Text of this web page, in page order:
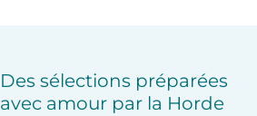
Des sélections préparées
avec amour par la Horde